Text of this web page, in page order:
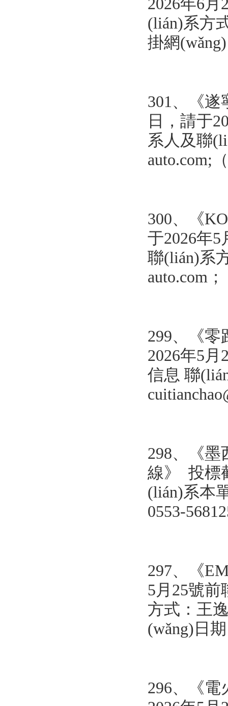
2026年6
(lián)系方
掛網
301、《遂
日，請于
系人及聯
auto.com;
300、
《
于2026年
聯(lián)系
auto.com
299、 《零
2026年5
信息 聯
298、《墨
線》 投標
(lián)系本
0553-
297、《
5月25號
方式：王
(wǎng)日
296、
《